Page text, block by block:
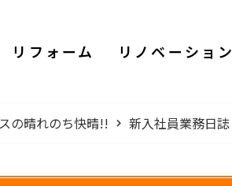
リフォーム リノベーション
の晴れのち快晴!! 新入社員業務日誌